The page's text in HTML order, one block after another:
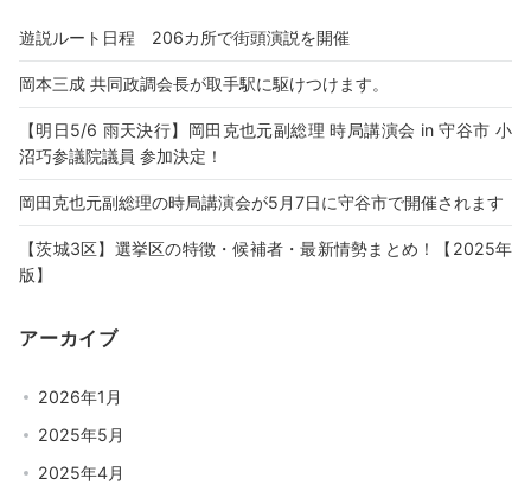
遊説ルート日程 206カ所で街頭演説を開催
岡本三成 共同政調会長が取手駅に駆けつけます。
【明日5/6 雨天決行】岡田克也元副総理 時局講演会 in 守谷市 小
沼巧参議院議員 参加決定！
岡田克也元副総理の時局講演会が5月7日に守谷市で開催されます
【茨城3区】選挙区の特徴・候補者・最新情勢まとめ！【2025年
版】
アーカイブ
2026年1月
2025年5月
2025年4月